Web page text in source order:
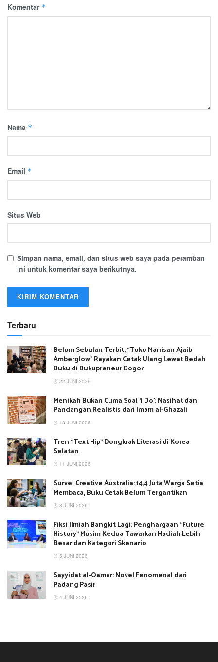
Komentar *
Nama *
Email *
Situs Web
Simpan nama, email, dan situs web saya pada peramban
ini untuk komentar saya berikutnya.
Terbaru
Belum Sebulan Terbit, “Toko Manisan Ajaib
Amberglow” Rayakan Cetak Ulang Lewat Bedah
Buku di Bukupreneur Bogor
22 JUNI 2026
Menikah Bukan Cuma Soal ‘I Do’: Nasihat dan
Pandangan Realistis dari Imam al-Ghazali
13 JUNI 2026
Tren “Text Hip” Dongkrak Literasi di Korea
Selatan
11 JUNI 2026
Survei Creative Australia: 14,4 Juta Warga Setia
Membaca, Buku Cetak Belum Tergantikan
8 JUNI 2026
Fiksi Ilmiah Bangkit Lagi: Penghargaan “Future
History” Musim Kedua Tawarkan Hadiah Lebih
Besar dan Kategori Skenario
5 JUNI 2026
Sayyidat al-Qamar: Novel Fenomenal dari
Padang Pasir
4 JUNI 2026